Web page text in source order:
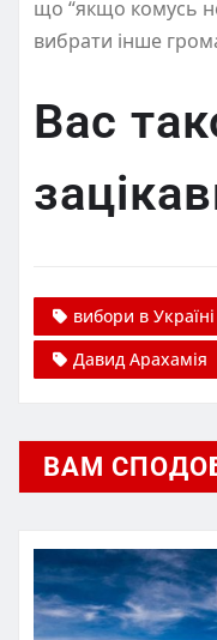
що “якщо комусь
вибрати інше
Вас
вибори в Україні
Давид Арахамія
ВАМ